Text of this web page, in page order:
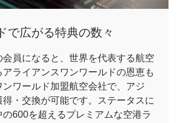
で広がる特典の数々
会員になると、世界を代表する航空
ライアンス ワンワールドの恩恵も
ンワールド加盟航空会社で、アジ
・交換が可能です。ステータスに
600を超えるプレミアムな空港ラ